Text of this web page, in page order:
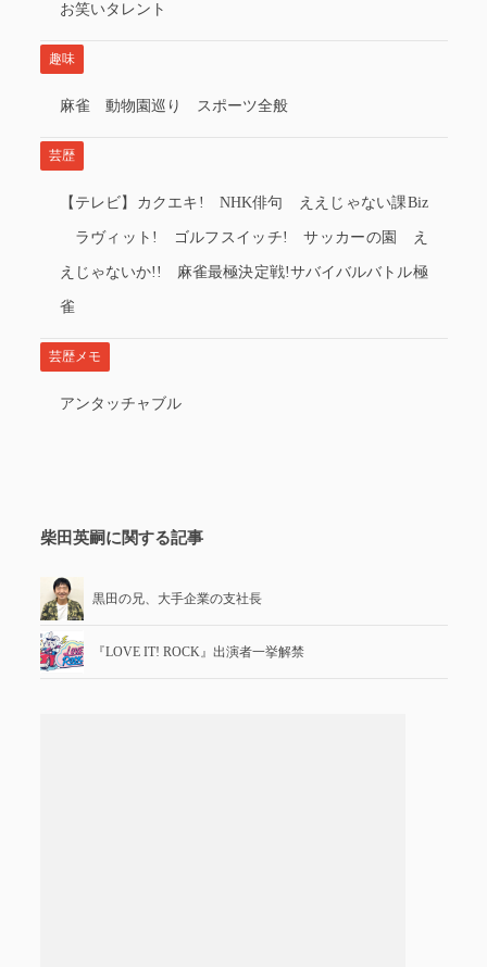
お笑いタレント
趣味
麻雀 動物園巡り スポーツ全般
芸歴
【テレビ】カクエキ! NHK俳句 ええじゃない課Biz
ラヴィット! ゴルフスイッチ! サッカーの園 え
えじゃないか!! 麻雀最極決定戦!サバイバルバトル極
雀
芸歴メモ
アンタッチャブル
柴田英嗣に関する記事
黒田の兄、大手企業の支社長
『LOVE IT! ROCK』出演者一挙解禁